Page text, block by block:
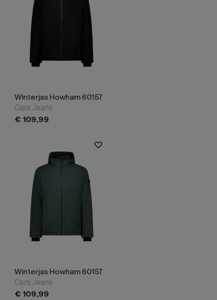
Winterjas Howham 60157
Cars Jeans
€ 109,99
Winterjas Howham 60157
Cars Jeans
€ 109,99